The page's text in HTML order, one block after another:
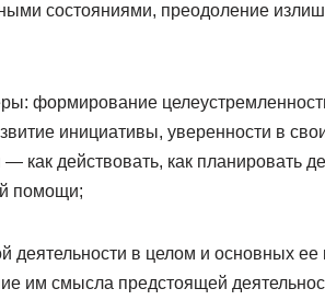
состояниями, преодоление
формирование
инициативы, уверенности в
как действовать, как планировать
помощи;
в целом и основных
им смысла предстоящей